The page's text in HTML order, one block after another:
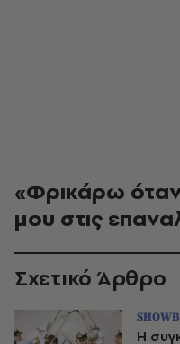
«Φρικάρω
μου στις
Σχετικό Άρθρο
Η